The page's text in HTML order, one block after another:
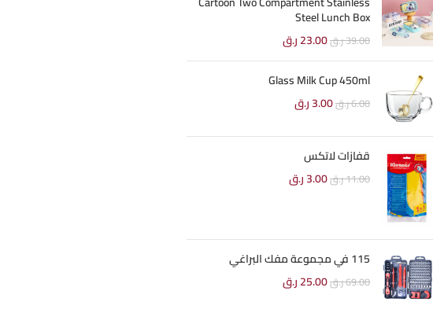
Steel Lunch Box
39.00ر.ق23.00ر.ق
Glass Milk Cup 450ml
6.00ر.ق3.00ر.ق
قفازات لاتكس
11.00ر.ق3.00ر.ق
115 في مجموعة مفك البراغي
69.00ر.ق25.00ر.ق